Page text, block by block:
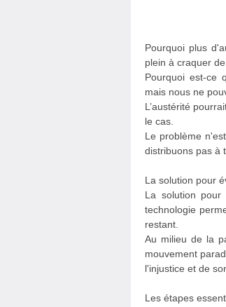
Pourquoi plus
plein à craquer
Pourquoi est-ce
mais nous ne
L’austérité
le cas.
Le problème
distribuons pas à
La solution pour
La solution
technologie
restant.
Au milieu de la
mouvement
l'injustice et de
Les étapes